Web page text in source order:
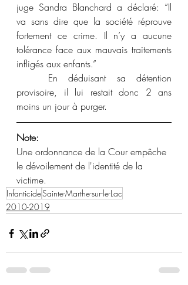
juge Sandra Blanchard a déclaré: “Il
va sans dire que la société réprouve
fortement ce crime. Il n’y a aucune
tolérance face aux mauvais traitements
infligés aux enfants.”
provisoire, il lui restait donc 2 ans
moins un jour à purger.
Note:
Une ordonnance de la Cour empêche
le dévoilement de l'identité de la
victime.
InfanticideSainte-Marthe-sur-le-Lac
2010-2019